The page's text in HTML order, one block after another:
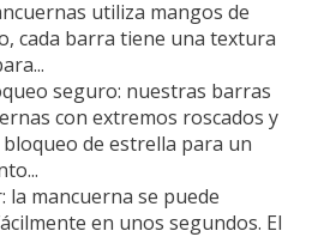
utiliza mangos de
cada barra tiene una textura
seguro: nuestras barras
con extremos roscados y
de estrella para un
la mancuerna se puede
en unos segundos. El